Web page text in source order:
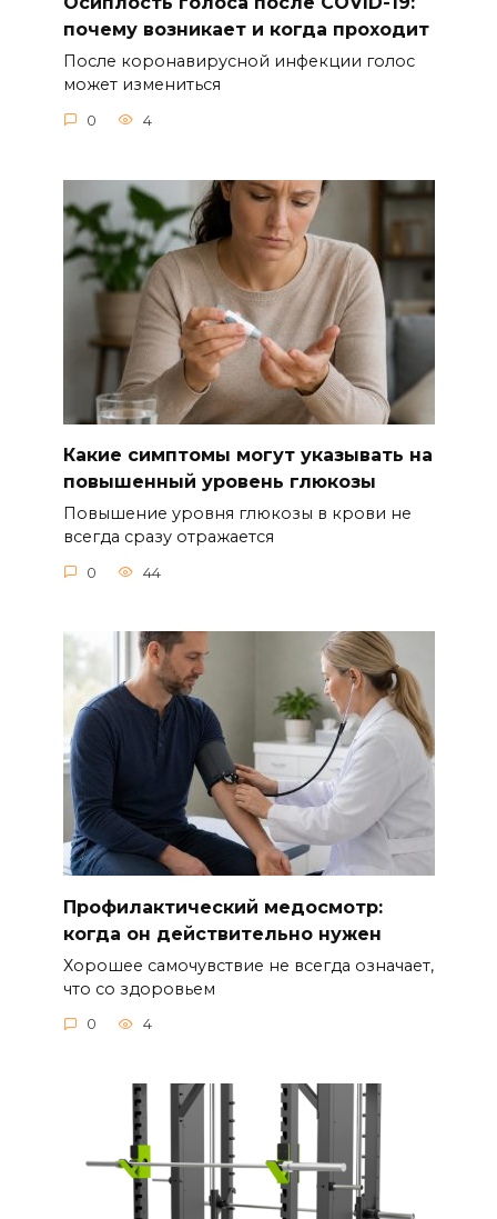
почему возникает и когда проходит
После коронавирусной инфекции голос
может измениться
0 4
Какие симптомы могут указывать на
повышенный уровень глюкозы
Повышение уровня глюкозы в крови не
всегда сразу отражается
0 44
Профилактический медосмотр:
когда он действительно нужен
Хорошее самочувствие не всегда означает,
что со здоровьем
0 4